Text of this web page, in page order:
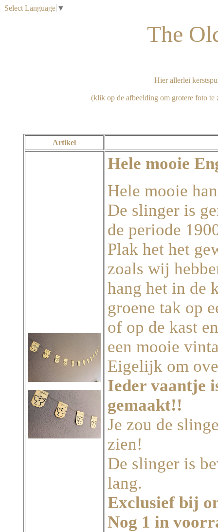
Select Language ▼
The
Hier allerlei
Artikel
Hele mooie
Hele mooie
De slinger is
de periode
Plak het het
zoals wij
hang het in de
groene tak op
of op de kast
een mooie
Eigelijk om
Ieder vaantje
gemaakt!!
Je zou de
zien!
De slinger is
lang.
Exclusief bij
Nog 1 in